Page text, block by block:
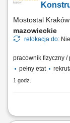
Mostostal
mazowieckie
relokacja do:
pracownik fizyczny /
pełny etat
1 godz.
Opis stanowiska: